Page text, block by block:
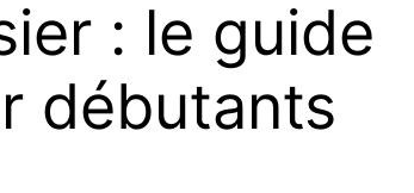
: le guide
débutants